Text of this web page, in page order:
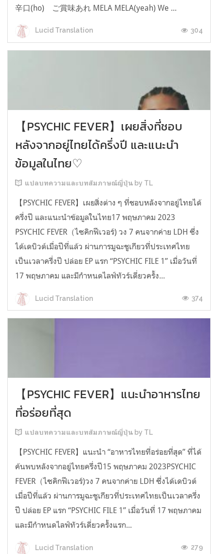
辛口(ho) ご賞味あれ MELA MELA(yeah) We ...
Lucid Translation 304
【PSYCHIC FEVER】เผยสิ่งที่ชอบ
หลังจากอยู่ไทยได้ครึ่งปี และแนะนำ
ข้อมูลในไทย♡
แปลบทความและบทสัมภาษณ์ญี่ปุ่น by TL
【PSYCHIC FEVER】เผยสิ่งต่าง ๆ ที่ชอบหลังจากอยู่ไทยได้
ครึ่งปี และแนะนำข้อมูลในไทย17 พฤษภาคม 2023
PSYCHIC FEVER（ไซคิกฟีเวอร์) วง 7 คนจากค่าย LDH ซึ่ง
ได้เดบิวต์เมื่อปีที่แล้ว ผ่านการมูฉะชูเกียวที่ประเทศไทย
เป็นเวลาครึ่งปี ปล่อย EP แรก “PSYCHIC FILE 1” เมื่อวันที่
17 พฤษภาคม และมีกำหนดไลฟ์ทัวร์เดี่ยวครั้ง...
Lucid Translation 374
【PSYCHIC FEVER】แนะนำอาหารไทย
ที่อร่อยที่สุด
แปลบทความและบทสัมภาษณ์ญี่ปุ่น by TL
【PSYCHIC FEVER】แนะนำ “อาหารไทยที่อร่อยที่สุด” ที่ได้
ค้นพบหลังจากอยู่ไทยครึ่งปี15 พฤษภาคม 2023PSYCHIC
FEVER（ไซคิกฟีเวอร์)วง 7 คนจากค่าย LDH ซึ่งได้เดบิวต์
เมื่อปีที่แล้ว ผ่านการมูฉะชูเกียวที่ประเทศไทยเป็นเวลาครึ่ง
ปี ปล่อย EP แรก “PSYCHIC FILE 1” เมื่อวันที่ 17 พฤษภาคม
และมีกำหนดไลฟ์ทัวร์เดี่ยวครั้งแรก...
Lucid Translation 279